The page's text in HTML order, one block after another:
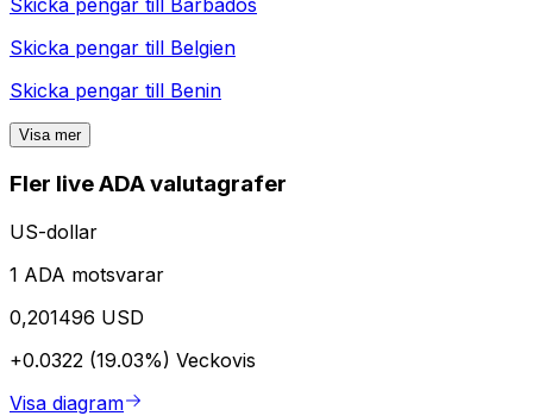
Skicka pengar till
Barbados
Skicka pengar till Belgien
Skicka pengar till Benin
Visa mer
Fler live ADA valutagrafer
US-dollar
1 ADA motsvarar
0,201496 USD
+0.0322 (19.03%) Veckovis
Visa diagram